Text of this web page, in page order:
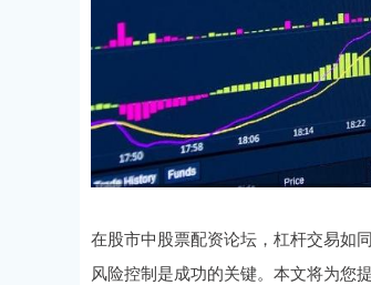
在股市中股票配资论坛，杠杆交易如
风险控制是成功的关键。本文将为您